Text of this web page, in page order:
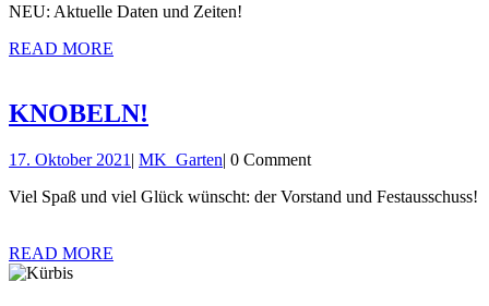
2022
NEU: Aktuelle Daten und Zeiten!
READ MORE
KNOBELN!
17. Oktober 2021 17.
2021
| MK_GartenMK_Garten
| 0 Comment
Viel Spaß und viel Glück wünscht: der Vorstand und Festausschuss!
READ MORE